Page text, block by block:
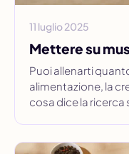
11 luglio 2025
Mettere su
Puoi allenarti
alimentazione, la
cosa dice la ricerca